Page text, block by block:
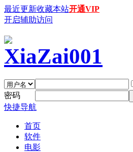
最近更新收藏本站开通VIP
开启辅助访问
密码
快捷导航
首页
软件
电影